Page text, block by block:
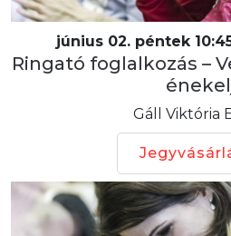
június 02. péntek
Ringató foglalkozás –
Gáll Viktória